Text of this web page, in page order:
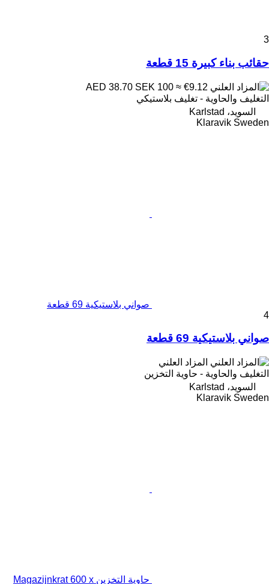
3
حقائب بناء كبيرة 15 قطعة
SEK 100 ≈ €9.12
التغليف والحاوية - تغليف بلاستيكي
السويد، Karlstad
Klaravik Sweden
صواني بلاستيكية 69 قطعة
4
صواني بلاستيكية 69 قطعة
المزاد العلني
التغليف والحاوية - حاوية التخزين
السويد، Karlstad
Klaravik Sweden
حاوية التخزين Magazijnkrat 600 x